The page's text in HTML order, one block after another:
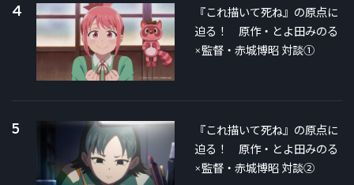
4
『これ描いて死ね』の原点に
迫る！ 原作・とよ田みのる
×監督・赤城博昭 対談①
5
『これ描いて死ね』の原点に
迫る！ 原作・とよ田みのる
×監督・赤城博昭 対談②